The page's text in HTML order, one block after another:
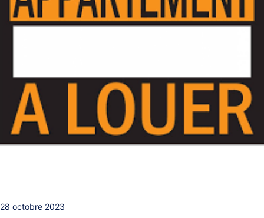
28 octobre 2023